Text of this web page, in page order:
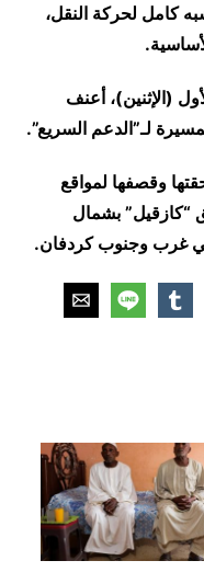
كامل لحركة النقل،
(الإثنين)، أعنف
لـ”الدعم السريع”.
وقصفها لمواقع
“كازقيل” بشمال
غرب وجنوب كردفان.